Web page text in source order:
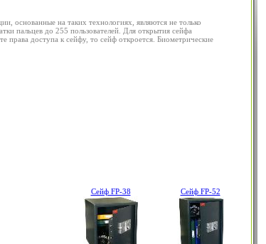
основанные на таких технологиях, являются не только
пальцев до 255 пользователей. Для открытия сейфа
права доступа к сейфу, то сейф откроется. Биометрические
Сейф FP-38 Сейф FP-52